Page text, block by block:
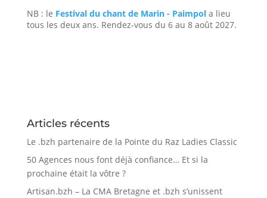
NB : le Festival du chant de Marin - Paimpola lieu
tous les deux ans. Rendez-vous du 6 au 8 août 2027.
Articles récents
Le .bzh partenaire de la Pointe du Raz Ladies Classic
50 Agences nous font déjà confiance… Et si la
prochaine était la vôtre ?
Artisan.bzh – La CMA Bretagne et .bzh s’unissent